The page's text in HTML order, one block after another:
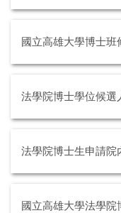
國立高雄大學博士班
法學院博士學位候選
法學院博士生申請院
國立高雄大學法學